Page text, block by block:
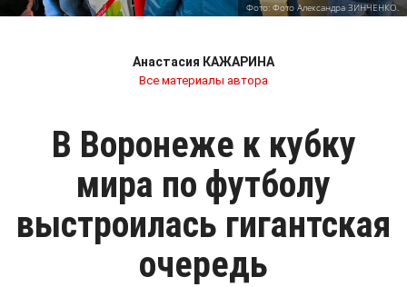
Фото: Фото Александра ЗИНЧЕНКО.
Анастасия КАЖАРИНА
Все материалы автора
В Воронеже к кубку
мира по футболу
выстроилась гигантская
очередь